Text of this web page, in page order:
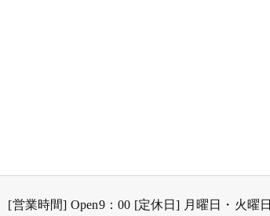
[営業時間] Open9：00 [定休日] 月曜日・火曜日